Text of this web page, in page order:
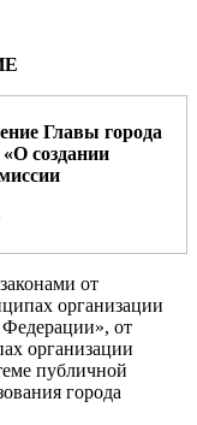
Главы города
создании
от
организации
Федерации», от
организации
публичной
города